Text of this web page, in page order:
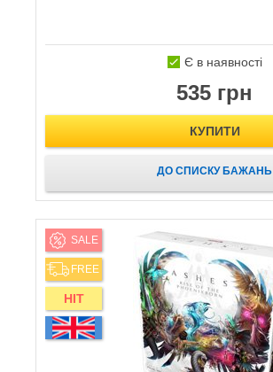
Є в наявності
535 грн
КУПИТИ
ДО СПИСКУ БАЖАНЬ
SALE
FREE
HIT